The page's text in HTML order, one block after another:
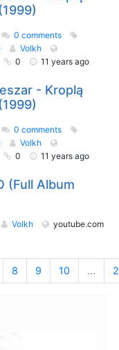
0 comments
Volkh
0 11 years ago
- Kroplą
0 comments
Volkh
0 11 years ago
(Full Album
Volkh
youtube.com
8 9 10 ...